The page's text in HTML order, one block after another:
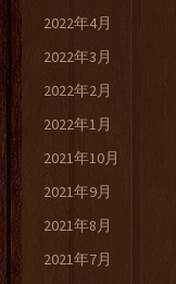
2022年4月
2022年3月
2022年2月
2022年1月
2021年10月
2021年9月
2021年8月
2021年7月